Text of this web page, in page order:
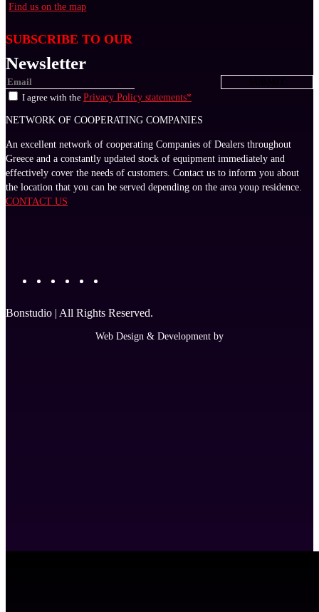
Find us on the map
SUBSCRIBE TO OUR
Newsletter
I agree with the Privacy Policy statements*
NETWORK OF COOPERATING COMPANIES
An excellent network of cooperating Companies of Dealers throughout
Greece and a constantly updated stock of equipment immediately and
effectively cover the needs of customers. Contact us to inform you about
the location that you can be served depending on the area youρ residence.
CONTACT US
Bonstudio | All Rights Reserved.
Web Design & Development by